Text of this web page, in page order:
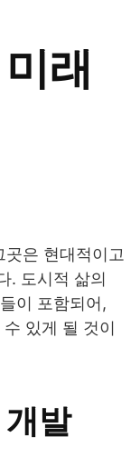
래
은 현대적이고
. 도시적 삶의
이 포함되어,
있게 될 것이
발